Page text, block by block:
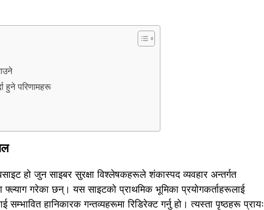
हुने परिणामहरू
हो जुन साइबर सुरक्षा विश्लेषकहरूले शंकास्पद व्यवहार अन्तर्गत
गरेका छन्। यस साइटको प्राथमिक भूमिका प्रयोगकर्ताहरूलाई
हानिकारक गन्तव्यहरूमा रिडिरेक्ट गर्नु हो। त्यस्ता पृष्ठहरू प्रायः